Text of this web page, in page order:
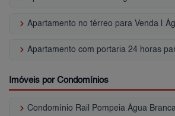
keyboard_arrow_right Apartamento no térreo para Venda |
keyboard_arrow_right
Imóveis por Condomínios
keyboard_arrow_right Condomínio Rail Pompeia Água